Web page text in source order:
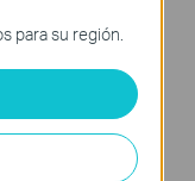
para su región.